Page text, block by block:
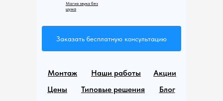
Заказать бесплатную консультацию
Магия звука без
шума
Монтаж Наши работы
Акции
Цены
Типовые решения Блог